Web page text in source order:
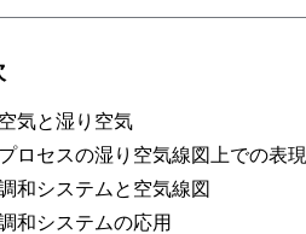
気と湿り空気
ロセスの湿り空気線図上での表現
和システムと空気線図
和システムの応用